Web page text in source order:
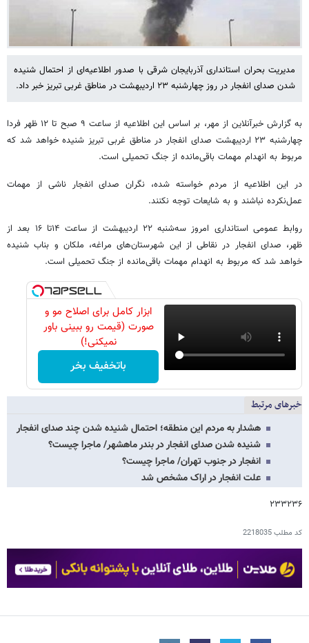
مدیریت بحران استانداری آذربایجان شرقی با صدور اطلاعیه‌ای از احتمال شنیده
شدن صدای انفجار در روز چهارشنبه ۲۳ اردیبهشت در مناطق غربی تبریز خبر داد.
به گزارش خبرآنلاین از مهر، بر اساس این اطلاعیه از ساعت ۹ صبح تا ۱۲ ظهر فردا
چهارشنبه ۲۳ اردیبهشت صدای انفجار در مناطق غربی تبریز شنیده خواهد شد که
مربوط به انهدام مهمات باقی‌مانده از جنگ تحمیلی است.
در این اطلاعیه از مردم خواسته شده، نگران صدای انفجار ناشی از مهمات
عمل‌نکرده نباشند و به شایعات توجه نکنند.
روابط عمومی استانداری امروز سه‌شنبه ۲۲ اردیبهشت از ساعت ۱۴تا ۱۶ بعد از
ظهر، صدای انفجار در نقاطی از این شهرستان‌های مراغه، ملکان و بناب شنیده
خواهد شد که مربوط به انهدام مهمات باقی‌مانده از جنگ تحمیلی است.
ابزار کامل برای اصلاح مو و
صورت (قیمت رو ببینی باور
نمیکنی!)
باتخفیف بخر
خبرهای مرتبط
هشدار به مردم این منطقه؛ احتمال شنیده شدن چند صدای انفجار
شنیده شدن صدای انفجار در بندر ماهشهر/ ماجرا چیست؟
انفجار در جنوب تهران/ ماجرا چیست؟
علت انفجار در اراک مشخص شد
۲۳۳۲۳۶
کد مطلب2218035